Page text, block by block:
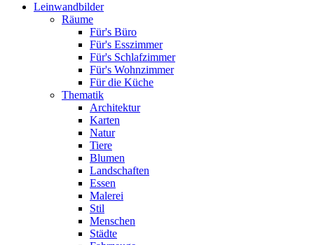
Leinwandbilder
Räume
Für's Büro
Für's Esszimmer
Für's Schlafzimmer
Für's Wohnzimmer
Für die Küche
Thematik
Architektur
Karten
Natur
Tiere
Blumen
Landschaften
Essen
Malerei
Stil
Menschen
Städte